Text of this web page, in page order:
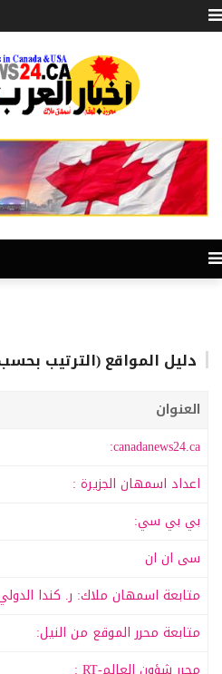
دليل المواقع (الترتيب بحسب)
العنوان
canadanews24.ca:
اعداد اسمهان الجزيرة :
بي بي سي:
سى ان ان
متابعة اسمهان ملاك: ر. كندا الدولي:
متابعة محرر الموقع من النيل: